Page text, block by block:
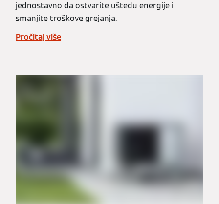
jednostavno da ostvarite uštedu energije i
smanjite troškove grejanja.
Pročitaj više